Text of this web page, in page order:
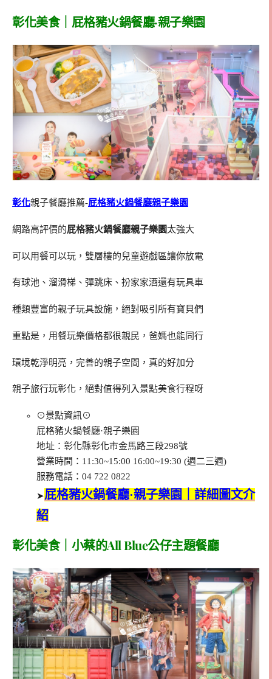
彰化美食｜屁格豬火鍋餐廳·親子樂園
彰化親子餐廳推薦-屁格豬火鍋餐廳親子樂園
網路高評價的屁格豬火鍋餐廳親子樂園太強大
可以用餐可以玩，雙層樓的兒童遊戲區讓你放電
有球池、溜滑梯、彈跳床、扮家家酒還有玩具車
種類豐富的親子玩具設施，絕對吸引所有寶貝們
重點是，用餐玩樂價格都很親民，爸媽也能同行
環境乾淨明亮，完善的親子空間，真的好加分
親子旅行玩彰化，絕對值得列入景點美食行程呀
⊙景點資訊⊙
屁格豬火鍋餐廳·親子樂園
地址：彰化縣彰化市金馬路三段298號
營業時間：11:30~15:00 16:00~19:30 (週二三週)
服務電話：04 722 0822
➤屁格豬火鍋餐廳·親子樂園｜詳細圖文介
紹
彰化美食｜小蔡的All Blue公仔主題餐廳